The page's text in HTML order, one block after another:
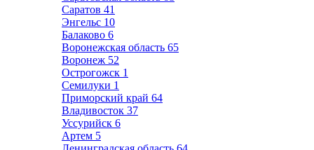
Саратов 41
Энгельс 10
Балаково 6
Воронежская область 65
Воронеж 52
Острогожск 1
Семилуки 1
Приморский край 64
Владивосток 37
Уссурийск 6
Артем 5